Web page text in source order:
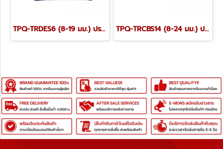
TPQ-TRDES6 (8-19 มม.) ประแจปากตายชุด 6 ตัว TOREX TPQ-TRCBS14 (8-24 มม.) ประแจแหวนข้างปากตายชุด 14 ตัว TOREX